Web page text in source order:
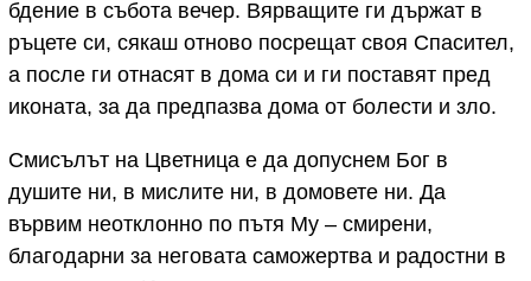
бдение в събота вечер. Вярващите ги държат в
ръцете си, сякаш отново посрещат своя Спасител,
а после ги отнасят в дома си и ги поставят пред
иконата, за да предпазва дома от болести и зло.
Смисълът на Цветница е да допуснем Бог в
душите ни, в мислите ни, в домовете ни. Да
вървим неотклонно по пътя Му – смирени,
благодарни за неговата саможертва и радостни в